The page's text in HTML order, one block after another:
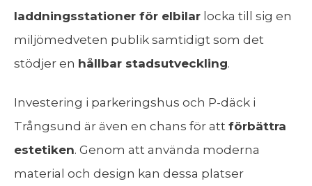
laddningsstationer för elbilar locka till sig en
miljömedveten publik samtidigt som det
stödjer en hållbar stadsutveckling.
Investering i parkeringshus och P-däck i
Trångsund är även en chans för att förbättra
estetiken. Genom att använda moderna
material och design kan dessa platser